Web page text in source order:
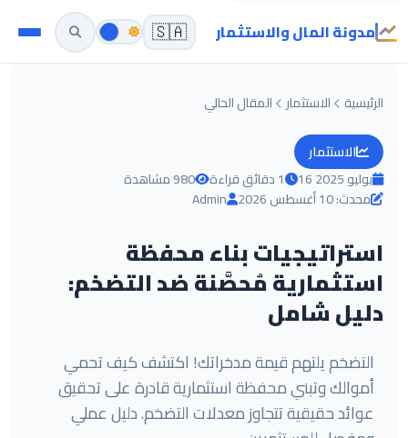
مدونة المال والاستثمار 🇸🇦
الرئيسية الاستثمار المقال الحالي
الاستثمار
16 يوليو 2025
1 دقائق قراءة
980 مشاهدة
محدث: 10 أغسطس 2026
Admin
استراتيجيات بناء محفظة
استثمارية مُحصَّنة ضد التضخم:
دليل شامل
التضخم يلتهم قيمة مدخراتك! اكتشف كيف تحمي
أموالك وتبني محفظة استثمارية قادرة على تحقيق
عوائد حقيقية تتجاوز معدلات التضخم. دليل عملي